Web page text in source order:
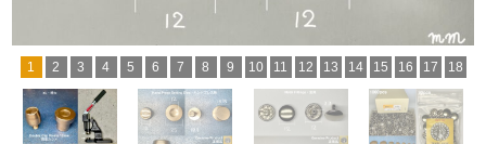
1 2 3 4 5 6 7 8 9 10 11 12 13 14 15 16 17 18